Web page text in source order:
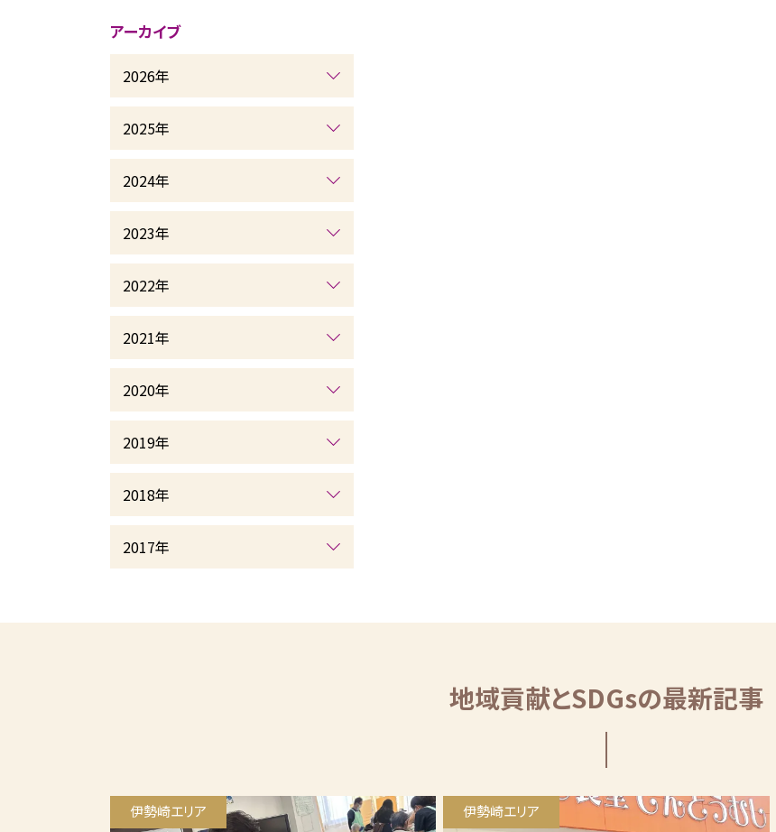
アーカイブ
2026年
2025年
2024年
2023年
2022年
2021年
2020年
2019年
2018年
2017年
地域貢献とSDGsの最新記事
伊勢崎エリア 伊勢崎エリア